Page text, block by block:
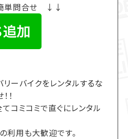
単問合せ ↓↓
ーバイクをレンタルするな
！
コミコミで直ぐにレンタル
利用も大歓迎です。